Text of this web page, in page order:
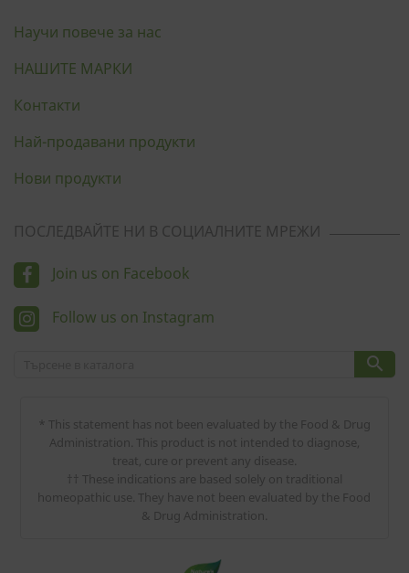
Научи повече за нас
НАШИТЕ МАРКИ
Контакти
Най-продавани продукти
Нови продукти
ПОСЛЕДВАЙТЕ НИ В СОЦИАЛНИТЕ МРЕЖИ
Join us on Facebook
Follow us on Instagram

* This statement has not been evaluated by the Food & Drug
Administration. This product is not intended to diagnose,
treat, cure or prevent any disease.
†† These indications are based solely on traditional
homeopathic use. They have not been evaluated by the Food
& Drug Administration.